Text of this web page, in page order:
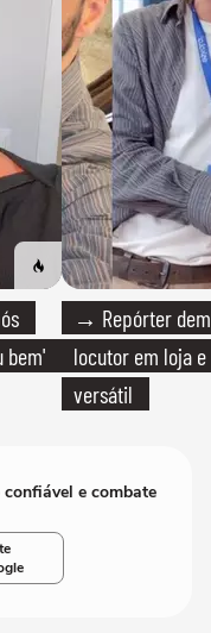
bem'
→ Repórter
locutor em loja
versátil
e combate